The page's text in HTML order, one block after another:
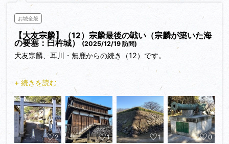
お城全般
【大友宗麟】（12）宗麟最後の戦い（宗麟が築いた海
の要塞：臼杵城） (2025/12/19 訪問)
大友宗麟、耳川・無鹿からの続き（12）です。
臼杵城は、万が一豊後の国で戦が起きた場合、大友館は平地に
あるため戦えず、また門司城で敗れた小早川水軍に対抗し、さ
らに豊後水道を通る南蛮貿易船を守るために、宗麟が密かに軍
事・貿易目的で築いた城でした。
臼杵駅から5分程歩くと、城の東側の卯寅口に着きます（写真
+ 続きを読む
2 1 1 0